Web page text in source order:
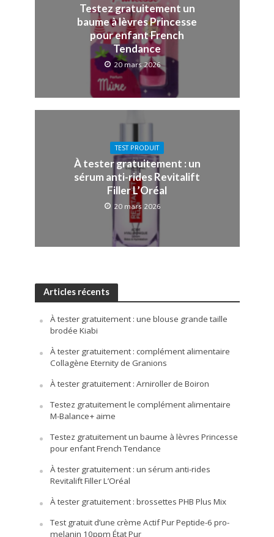
Testez gratuitement un
baume à lèvres Princesse
pour enfant French
Tendance
20 mars 2026
TEST PRODUIT
À tester gratuitement : un
sérum anti-rides Revitalift
Filler L’Oréal
20 mars 2026
Articles récents
À tester gratuitement : une blouse grande taille
brodée Kiabi
À tester gratuitement : complément alimentaire
Collagène Eternity de Granions
À tester gratuitement : Arniroller de Boiron
Testez gratuitement le complément alimentaire
M-Balance+ aime
Testez gratuitement un baume à lèvres Princesse
pour enfant French Tendance
À tester gratuitement : un sérum anti-rides
Revitalift Filler L’Oréal
À tester gratuitement : brossettes PHB Plus Mix
Test gratuit d’une crème Actif Pur Peptide-6 pro-
melanin 10ppm État Pur